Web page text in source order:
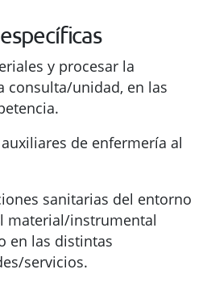
y procesar la
consulta/unidad, en las
de enfermería al
sanitarias del entorno
material/instrumental
en las distintas
servicios.